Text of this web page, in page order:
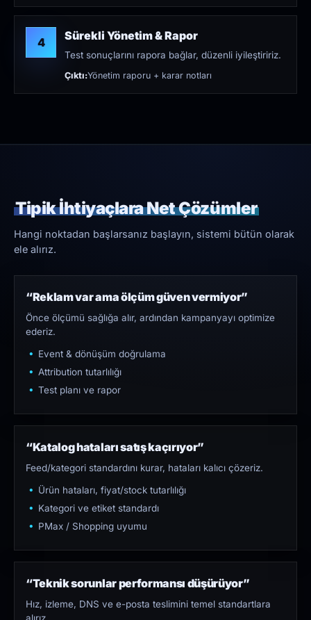
4 Sürekli Yönetim & Rapor
Test sonuçlarını rapora bağlar, düzenli iyileştiririz.
Çıktı:Yönetim raporu + karar notları
Tipik İhtiyaçlara Net Çözümler
Hangi noktadan başlarsanız başlayın, sistemi bütün olarak
ele alırız.
“Reklam var ama ölçüm güven vermiyor”
Önce ölçümü sağlığa alır, ardından kampanyayı optimize
ederiz.
Event & dönüşüm doğrulama
Attribution tutarlılığı
Test planı ve rapor
“Katalog hataları satış kaçırıyor”
Feed/kategori standardını kurar, hataları kalıcı çözeriz.
Ürün hataları, fiyat/stock tutarlılığı
Kategori ve etiket standardı
PMax / Shopping uyumu
“Teknik sorunlar performansı düşürüyor”
Hız, izleme, DNS ve e-posta teslimini temel standartlara